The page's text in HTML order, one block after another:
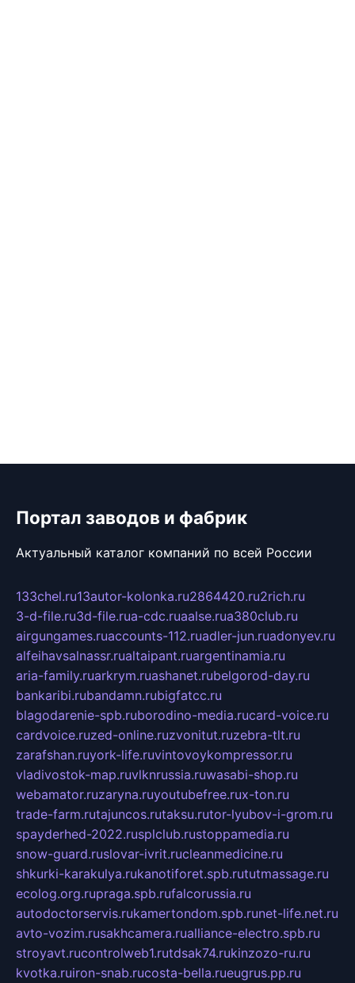
Портал заводов и фабрик
Актуальный каталог компаний по всей России
133chel.ru13autor-kolonka.ru2864420.ru2rich.ru
3-d-file.ru3d-file.rua-cdc.ruaalse.rua380club.ru
airgungames.ruaccounts-112.ruadler-jun.ruadonyev.ru
alfeihavsalnassr.rualtaipant.ruargentinamia.ru
aria-family.ruarkrym.ruashanet.rubelgorod-day.ru
bankaribi.rubandamn.rubigfatcc.ru
blagodarenie-spb.ruborodino-media.rucard-voice.ru
cardvoice.ruzed-online.ruzvonitut.ruzebra-tlt.ru
zarafshan.ruyork-life.ruvintovoykompressor.ru
vladivostok-map.ruvlknrussia.ruwasabi-shop.ru
webamator.ruzaryna.ruyoutubefree.rux-ton.ru
trade-farm.rutajuncos.rutaksu.rutor-lyubov-i-grom.ru
spayderhed-2022.rusplclub.rustoppamedia.ru
snow-guard.ruslovar-ivrit.rucleanmedicine.ru
shkurki-karakulya.rukanotiforet.spb.rututmassage.ru
ecolog.org.rupraga.spb.rufalcorussia.ru
autodoctorservis.rukamertondom.spb.runet-life.net.ru
avto-vozim.rusakhcamera.rualliance-electro.spb.ru
stroyavt.rucontrolweb1.rutdsak74.rukinzozo-ru.ru
kvotka.ruiron-snab.rucosta-bella.rueugrus.pp.ru